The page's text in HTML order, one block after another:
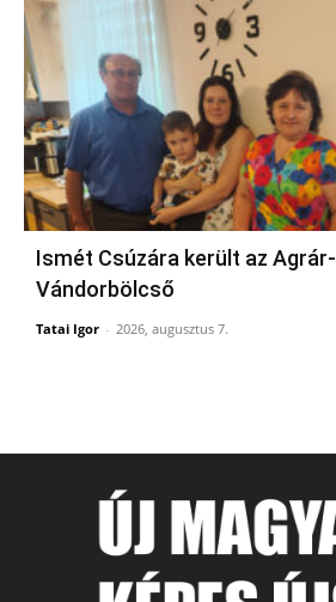
Ismét Csúzára került az Agrár-
Vándorbölcső
Tatai Igor - 2026, augusztus 7.